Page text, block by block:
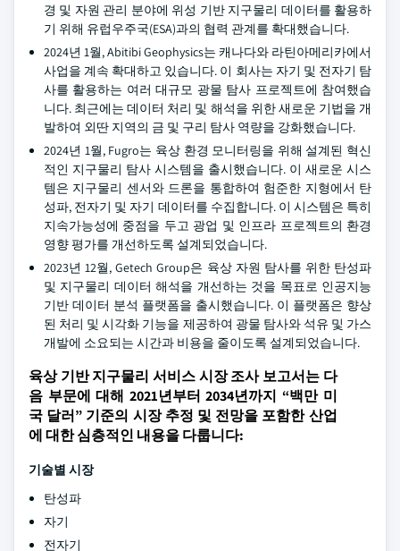
경 및 자원 관리 분야에 위성 기반 지구물리 데이터를 활용하
기 위해 유럽우주국(ESA)과의 협력 관계를 확대했습니다.
2024년 1월, Abitibi Geophysics는 캐나다와 라틴아메리카에서
사업을 계속 확대하고 있습니다. 이 회사는 자기 및 전자기 탐
사를 활용하는 여러 대규모 광물 탐사 프로젝트에 참여했습
니다. 최근에는 데이터 처리 및 해석을 위한 새로운 기법을 개
발하여 외딴 지역의 금 및 구리 탐사 역량을 강화했습니다.
2024년 1월, Fugro는 육상 환경 모니터링을 위해 설계된 혁신
적인 지구물리 탐사 시스템을 출시했습니다. 이 새로운 시스
템은 지구물리 센서와 드론을 통합하여 험준한 지형에서 탄
성파, 전자기 및 자기 데이터를 수집합니다. 이 시스템은 특히
지속가능성에 중점을 두고 광업 및 인프라 프로젝트의 환경
영향 평가를 개선하도록 설계되었습니다.
2023년 12월, Getech Group은 육상 자원 탐사를 위한 탄성파
및 지구물리 데이터 해석을 개선하는 것을 목표로 인공지능
기반 데이터 분석 플랫폼을 출시했습니다. 이 플랫폼은 향상
된 처리 및 시각화 기능을 제공하여 광물 탐사와 석유 및 가스
개발에 소요되는 시간과 비용을 줄이도록 설계되었습니다.
육상 기반 지구물리 서비스 시장 조사 보고서는 다
음 부문에 대해 2021년부터 2034년까지 “백만 미
국 달러” 기준의 시장 추정 및 전망을 포함한 산업
에 대한 심층적인 내용을 다룹니다:
기술별 시장
탄성파
자기
전자기